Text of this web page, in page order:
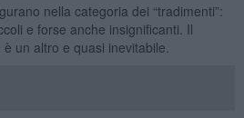
nella categoria dei “tradimenti”:
e forse anche insignificanti. Il
un altro e quasi inevitabile.